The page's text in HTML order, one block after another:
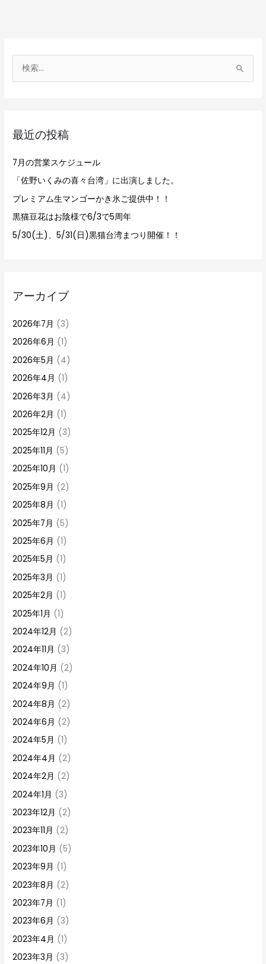
索
:最近の投稿
7月の営業スケジュール
「佐野いくみの喜々台湾」に出演しました。
プレミアム生マンゴーかき氷ご提供中！！
黒猫豆花はお陰様で6/3で5周年
5/30(土)、5/31(日)黒猫台湾まつり開催！！
アーカイブ
2026年7月 (3)
2026年6月 (1)
2026年5月 (4)
2026年4月 (1)
2026年3月 (4)
2026年2月 (1)
2025年12月 (3)
2025年11月 (5)
2025年10月 (1)
2025年9月 (2)
2025年8月 (1)
2025年7月 (5)
2025年6月 (1)
2025年5月 (1)
2025年3月 (1)
2025年2月 (1)
2025年1月 (1)
2024年12月 (2)
2024年11月 (3)
2024年10月 (2)
2024年9月 (1)
2024年8月 (2)
2024年6月 (2)
2024年5月 (1)
2024年4月 (2)
2024年2月 (2)
2024年1月 (3)
2023年12月 (2)
2023年11月 (2)
2023年10月 (5)
2023年9月 (1)
2023年8月 (2)
2023年7月 (1)
2023年6月 (3)
2023年4月 (1)
2023年3月 (3)